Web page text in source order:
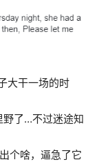
大干一场的时
了…不过迷途知
个啥，逼急了它